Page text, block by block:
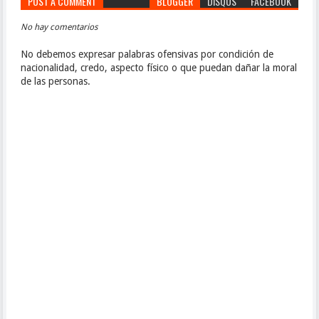
No hay comentarios
No debemos expresar palabras ofensivas por condición de
nacionalidad, credo, aspecto físico o que puedan dañar la moral
de las personas.